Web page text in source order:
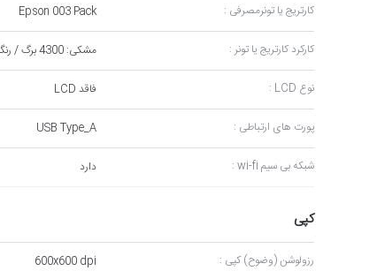
کارتریج یا تونرمصرفی : Epson 003 Pack
کارکرد کارتریج یا تونر : مشکی: 4300 برگ / رنگی: 7300 برگ
نوع LCD : فاقد LCD
پورت های ارتباطی : USB Type_A
شبکه بی سیم wi-fi : دارد
کپی
رزولوشن (وضوح) کپی : 600x600 dpi